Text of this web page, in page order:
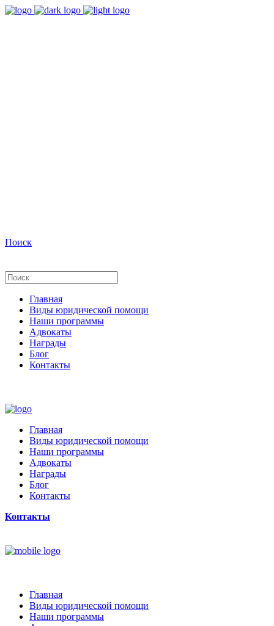
Поиск
Главная
Виды юридической помощи
Наши программы
Адвокаты
Награды
Блог
Контакты
Главная
Виды юридической помощи
Наши программы
Адвокаты
Награды
Блог
Контакты
Контакты
Главная
Виды юридической помощи
Наши программы